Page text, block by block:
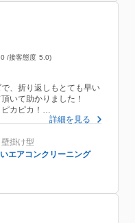
接客態度 5.0
、折り返しもとても早い
いて助かりました！
カピカ！
なかったです。詳細を見る
掛け型
エアコンクリーニング